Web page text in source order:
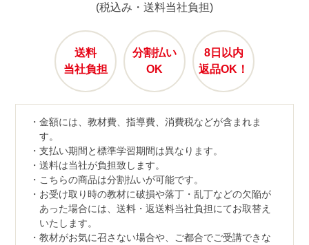
(税込み・送料当社負担)
送料
当社負担
分割払い
OK
8日以内
返品OK！
金額には、教材費、指導費、消費税などが含まれま
す。
支払い期間と標準学習期間は異なります。
送料は当社が負担致します。
こちらの商品は分割払いが可能です。
お受け取り時の教材に破損や落丁・乱丁などの欠陥が
あった場合には、送料・返送料当社負担にてお取替え
いたします。
教材がお気に召さない場合や、ご都合でご受講できな